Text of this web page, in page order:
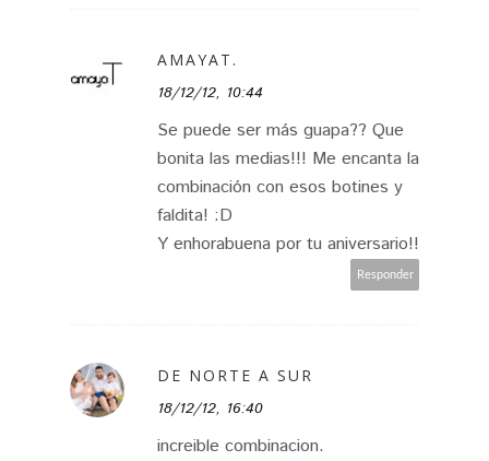
AMAYAT.
18/12/12, 10:44
Se puede ser más guapa?? Que
bonita las medias!!! Me encanta la
combinación con esos botines y
faldita! :D
Y enhorabuena por tu aniversario!!
Responder
DE NORTE A SUR
18/12/12, 16:40
increible combinacion.